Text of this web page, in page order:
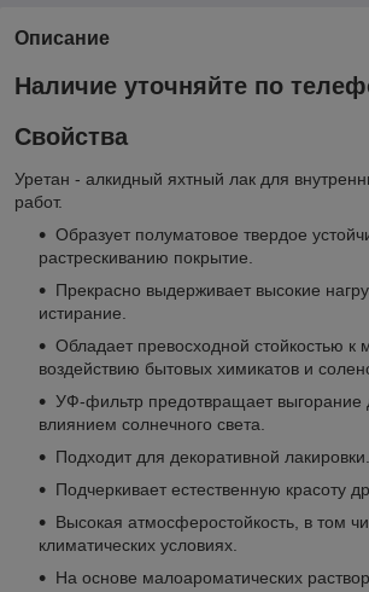
Описание
Наличие уточняйте по
Свойства
Уретан - алкидный яхтный лак для
работ.
Образует полуматовое твердое
растрескиванию покрытие.
Прекрасно выдерживает высокие
истирание.
Обладает превосходной стойкостью к
воздействию бытовых химикатов и
УФ-фильтр предотвращает выгорание
влиянием солнечного света.
Подходит для декоративной лакировки.
Подчеркивает естественную красоту
Высокая атмосферостойкость, в том
климатических условиях.
На основе малоароматических